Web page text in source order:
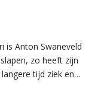
is Anton Swaneveld
zo heeft zijn
tijd ziek en